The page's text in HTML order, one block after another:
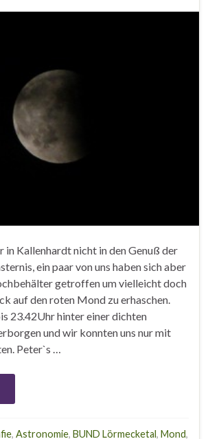
in Kallenhardt nicht in den Genuß der
ein paar von uns haben sich aber
getroffen um vielleicht doch
auf den roten Mond zu erhaschen.
23.42Uhr hinter einer dichten
und wir konnten uns nur mit
Peter`s …
, Astronomie, BUND Lörmecketal, Mond,